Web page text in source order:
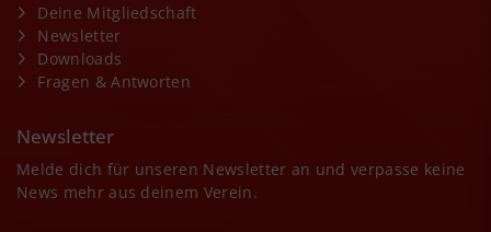
Deine Mitgliedschaft
Newsletter
Downloads
Fragen & Antworten
Newsletter
Melde dich für unseren Newsletter an und verpasse keine
News mehr aus deinem Verein.